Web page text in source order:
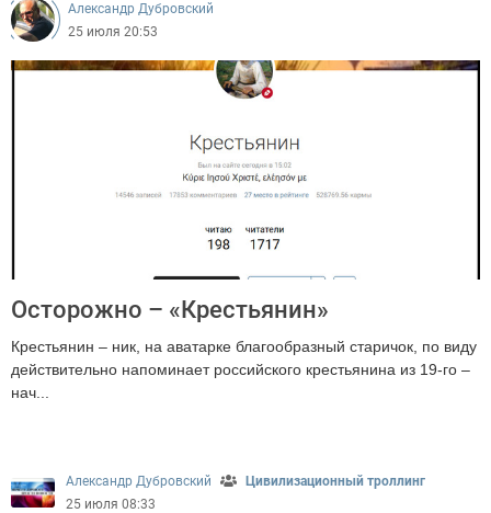
Александр Дубровский
25 июля 20:53
Осторожно – «Крестьянин»
Крестьянин – ник, на аватарке благообразный старичок, по виду
действительно напоминает российского крестьянина из 19-го –
нач...
Александр Дубровский
Цивилизационный троллинг
25 июля 08:33